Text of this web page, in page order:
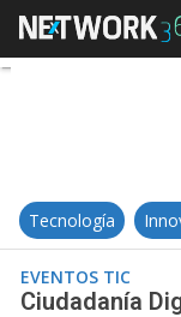
Tecnología
EVENTOS TIC
Ciudadanía